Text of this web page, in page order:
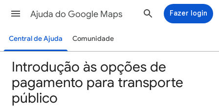
Ajuda do Google Maps Fazer login
Central de Ajuda Comunidade
Introdução às opções de
pagamento para transporte
público